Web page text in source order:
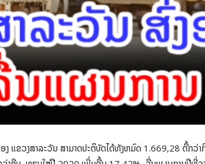
ແຂວງສາລະວັນ ສາມາດປະຕິບັດໄດ້ທັງຫມົດ 1.669,28 ຕື້ກວ່